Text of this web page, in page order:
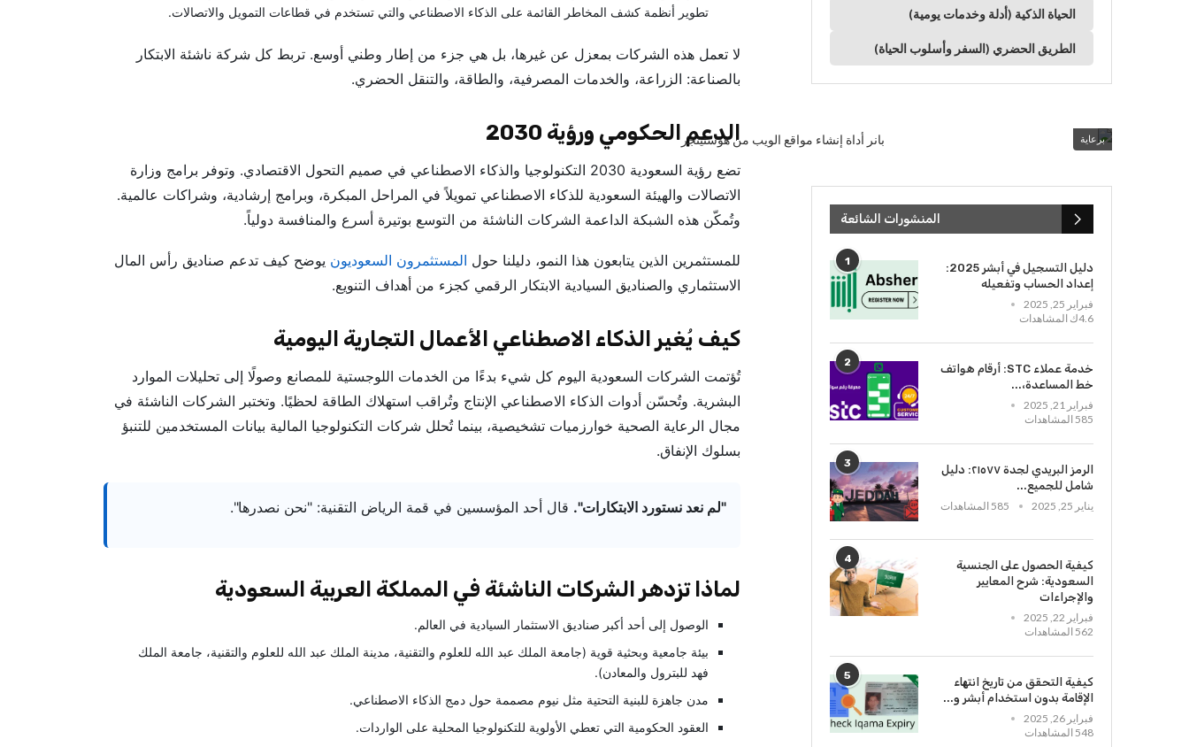
تطوير أنظمة كشف المخاطر القائمة على الذكاء الاصطناعي والتي تستخدم في قطاعات التمويل والاتصالات.
لا تعمل هذه الشركات بمعزل عن غيرها، بل هي جزء من إطار وطني أوسع. تربط كل شركة ناشئة الابتكار
بالصناعة: الزراعة، والخدمات المصرفية، والطاقة، والتنقل الحضري.
الدعم الحكومي ورؤية 2030
تضع رؤية السعودية 2030 التكنولوجيا والذكاء الاصطناعي في صميم التحول الاقتصادي. وتوفر برامج وزارة
الاتصالات والهيئة السعودية للذكاء الاصطناعي تمويلاً في المراحل المبكرة، وبرامج إرشادية، وشراكات عالمية.
وتُمكّن هذه الشبكة الداعمة الشركات الناشئة من التوسع بوتيرة أسرع والمنافسة دولياً.
للمستثمرين الذين يتابعون هذا النمو، دليلنا حول المستثمرون السعوديون يوضح كيف تدعم صناديق رأس المال
الاستثماري والصناديق السيادية الابتكار الرقمي كجزء من أهداف التنويع.
كيف يُغير الذكاء الاصطناعي الأعمال التجارية اليومية
تُؤتمت الشركات السعودية اليوم كل شيء بدءًا من الخدمات اللوجستية للمصانع وصولًا إلى تحليلات الموارد
البشرية. وتُحسّن أدوات الذكاء الاصطناعي الإنتاج وتُراقب استهلاك الطاقة لحظيًا. وتختبر الشركات الناشئة في
مجال الرعاية الصحية خوارزميات تشخيصية، بينما تُحلل شركات التكنولوجيا المالية بيانات المستخدمين للتنبؤ
بسلوك الإنفاق.
"لم نعد نستورد الابتكارات". قال أحد المؤسسين في قمة الرياض التقنية: "نحن نصدرها".
لماذا تزدهر الشركات الناشئة في المملكة العربية السعودية
الوصول إلى أحد أكبر صناديق الاستثمار السيادية في العالم.
بيئة جامعية وبحثية قوية (جامعة الملك عبد الله للعلوم والتقنية، مدينة الملك عبد الله للعلوم والتقنية، جامعة الملك
فهد للبترول والمعادن).
مدن جاهزة للبنية التحتية مثل نيوم مصممة حول دمج الذكاء الاصطناعي.
العقود الحكومية التي تعطي الأولوية للتكنولوجيا المحلية على الواردات.
الحياة الذكية (أدلة وخدمات يومية)
الطريق الحضري (السفر وأسلوب الحياة)
برعاية
المنشورات الشائعة
1
دليل التسجيل في أبشر 2025:
إعداد الحساب وتفعيله
فبراير 25, 2025
4.6ك المشاهدات
2
خدمة عملاء STC: أرقام هواتف
خط المساعدة،...
فبراير 21, 2025
585 المشاهدات
3
الرمز البريدي لجدة ٢١٥٧٧: دليل
شامل للجميع...
يناير 25, 2025
585 المشاهدات
4
كيفية الحصول على الجنسية
السعودية: شرح المعايير
والإجراءات
فبراير 22, 2025
562 المشاهدات
5
كيفية التحقق من تاريخ انتهاء
الإقامة بدون استخدام أبشر و...
فبراير 26, 2025
548 المشاهدات